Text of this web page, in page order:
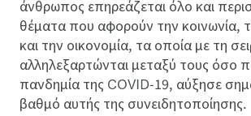
άνθρωπος επηρεάζεται όλο και
θέματα που αφορούν την κοινωνία,
και την οικονομία, τα οποία με τη
αλληλεξαρτώνται μεταξύ τους όσο
πανδημία της COVID-19, αύξησε
βαθμό αυτής της συνειδητοποίησης.